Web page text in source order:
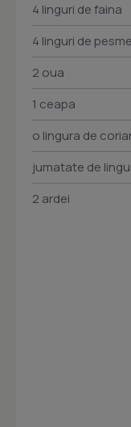
4 linguri de faina
4 linguri de
2 oua
1 ceapa
o lingura de
jumatate de
2 ardei